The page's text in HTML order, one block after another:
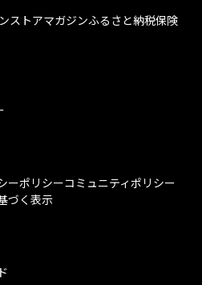
ストアマガジンふるさと納税保険
ーポリシーコミュニティポリシー
づく表示